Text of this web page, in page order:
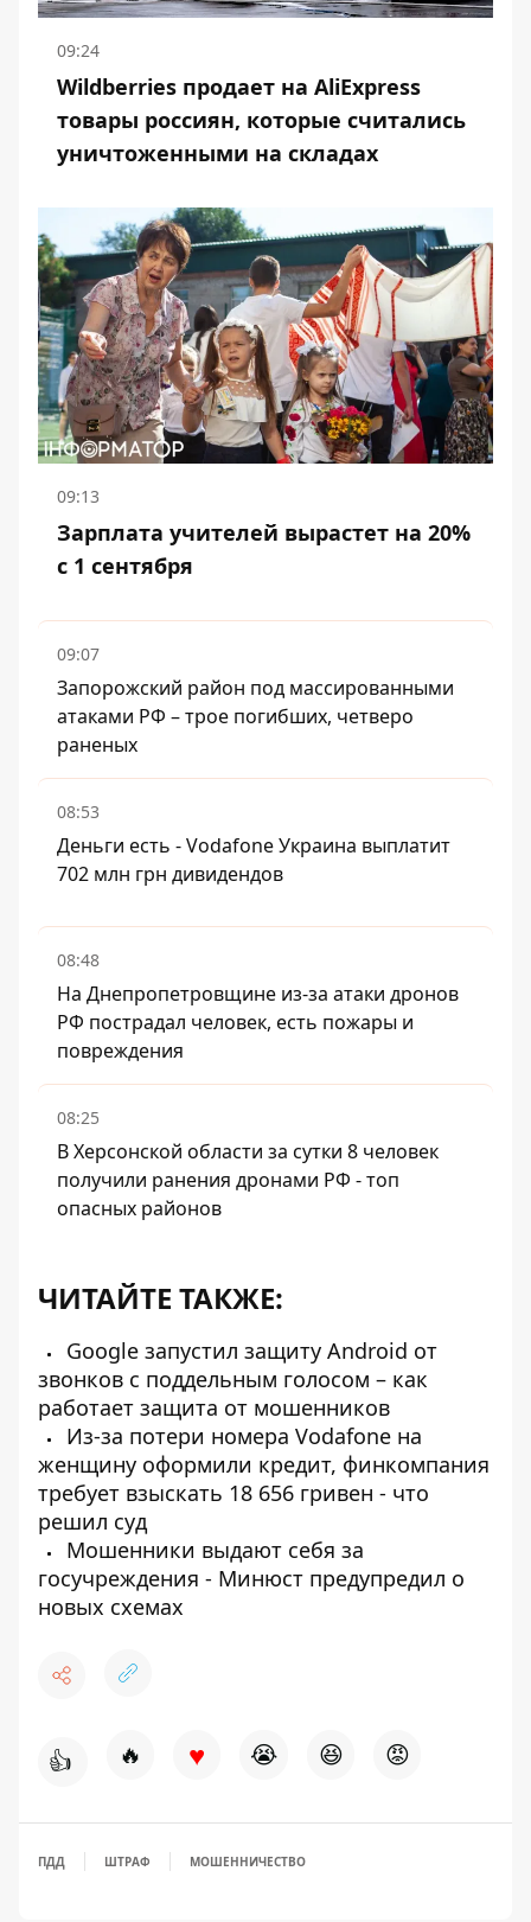
09:24
Wildberries продает на AliExpress
товары россиян, которые считались
уничтоженными на складах
09:13
Зарплата учителей вырастет на 20%
с 1 сентября
09:07
Запорожский район под массированными
атаками РФ – трое погибших, четверо
раненых
08:53
Деньги есть - Vodafone Украина выплатит
702 млн грн дивидендов
08:48
На Днепропетровщине из-за атаки дронов
РФ пострадал человек, есть пожары и
повреждения
08:25
В Херсонской области за сутки 8 человек
получили ранения дронами РФ - топ
опасных районов
ЧИТАЙТЕ ТАКЖЕ:
Google запустил защиту Android от
звонков с поддельным голосом – как
работает защита от мошенников
Из-за потери номера Vodafone на
женщину оформили кредит, финкомпания
требует взыскать 18 656 гривен - что
решил суд
Мошенники выдают себя за
госучреждения - Минюст предупредил о
новых схемах
👍 🔥 ♥ 😭 😆 😡
ПДД ШТРАФ МОШЕННИЧЕСТВО